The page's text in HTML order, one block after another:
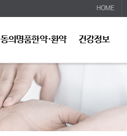
HOME
동의명품한약·환약 건강정보